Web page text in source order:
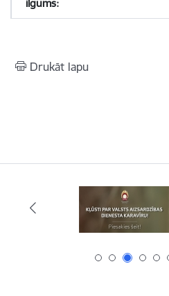
Drukāt lapu